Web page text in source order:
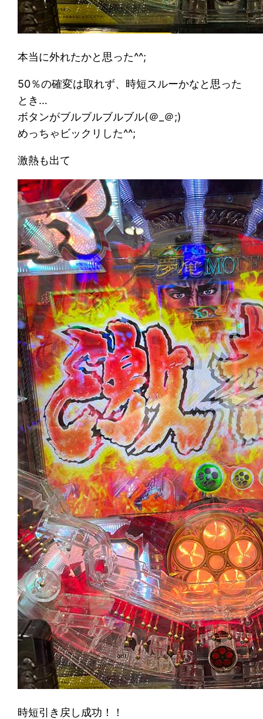
本当に外れたかと思った^^;
50％の確変は取れず、時短スルーかなと思った
とき…
ボタンがブルブルブルブル(＠_＠;)
めっちゃビックリした^^;
激熱も出て
時短引き戻し成功！！